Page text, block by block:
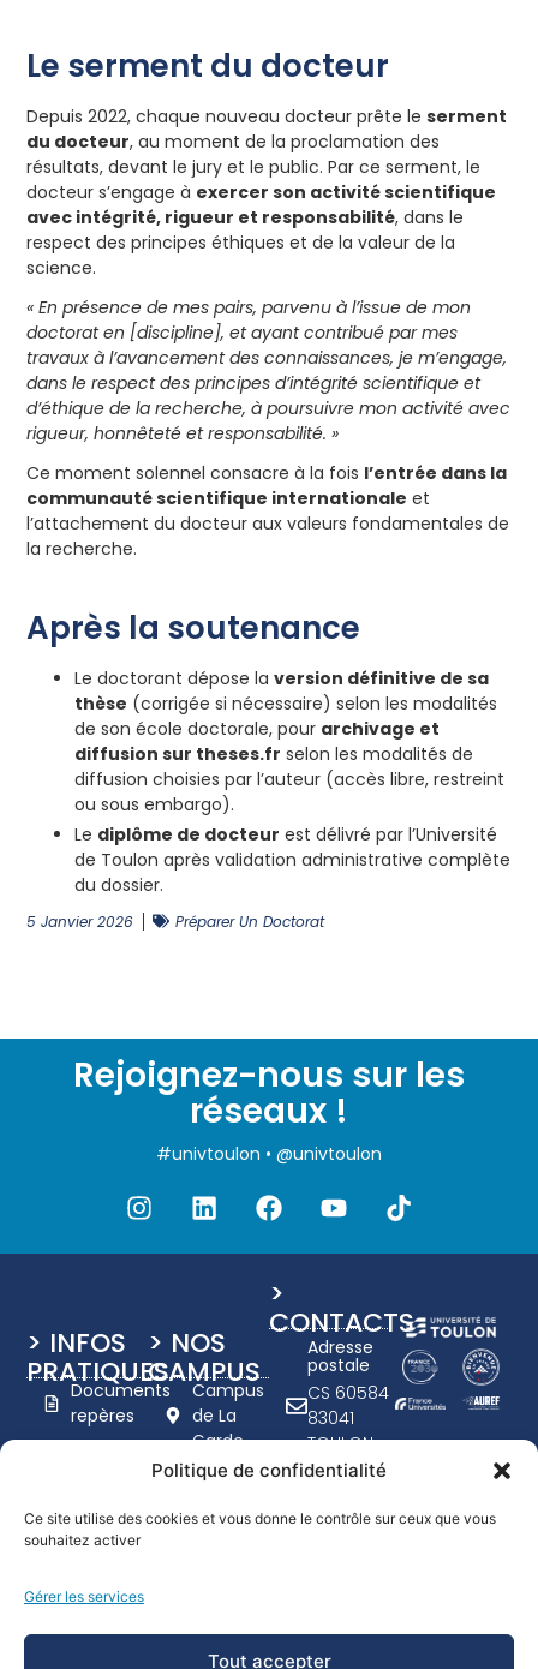
Politique de confidentialité
Ce site utilise des cookies et vous donne le contrôle sur ceux que vous
souhaitez activer
Gérer les services
Tout accepter
Le serment du docteur
Depuis 2022, chaque nouveau docteur prête leserment
du docteur, au moment de la proclamation des
résultats, devant le jury et le public. Par ce serment, le
docteur s’engage à exercer son activité scientifique
avec intégrité, rigueur et responsabilité, dans le
respect des principes éthiques et de la valeur de la
science.
« En présence de mes pairs, parvenu à l’issue de mon
doctorat en [discipline], et ayant contribué par mes
travaux à l’avancement des connaissances, je m’engage,
dans le respect des principes d’intégrité scientifique et
d’éthique de la recherche, à poursuivre mon activité avec
rigueur, honnêteté et responsabilité. »
Ce moment solennel consacre à la fois l’entrée dans la
communauté scientifique internationale et
l’attachement du docteur aux valeurs fondamentales de
la recherche.
Après la soutenance
Le doctorant dépose laversion définitive de sa
thèse (corrigée si nécessaire) selon les modalités
de son école doctorale, pour archivage et
diffusion sur theses.fr selon les modalités de
diffusion choisies par l’auteur (accès libre, restreint
ou sous embargo).
Le diplôme de docteur est délivré par l’Université
de Toulon après validation administrative complète
du dossier.
5 Janvier 2026 Préparer Un Doctorat
Rejoignez-nous sur les
réseaux !
#univtoulon • @univtoulon
>
CONTACTS
Adresse
postale
CS 60584
83041
TOULON
CEDEX 9
94 14 20
Formulaire
> NOS
CAMPUS
Campus
de La
Garde
Campus
- Porte
Draguignan
> INFOS
PRATIQUES
Documents
repères
graphique
Nous
Handicap